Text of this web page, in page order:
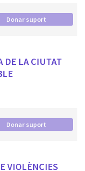
Donar suport
DE LA CIUTAT
Donar suport
VIOLÈNCIES